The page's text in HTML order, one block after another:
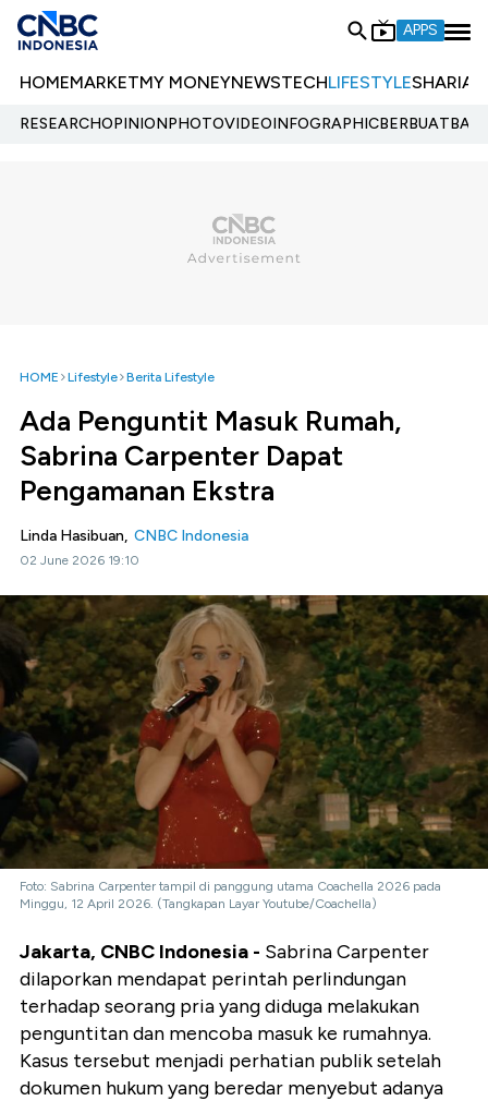
APPS
HOMEMARKETMY MONEYNEWSTECHLIFESTYLESHARIA
RESEARCHOPINIONPHOTOVIDEOINFOGRAPHIC
HOME Lifestyle Berita Lifestyle
Ada Penguntit Masuk Rumah,
Sabrina Carpenter Dapat
Pengamanan Ekstra
Linda Hasibuan, CNBC Indonesia
02 June 2026 19:10
Foto: Sabrina Carpenter tampil di panggung utama Coachella 2026 pada
Minggu, 12 April 2026. (Tangkapan Layar Youtube/Coachella)
Jakarta, CNBC Indonesia - Sabrina Carpenter
dilaporkan mendapat perintah perlindungan
terhadap seorang pria yang diduga melakukan
penguntitan dan mencoba masuk ke rumahnya.
Kasus tersebut menjadi perhatian publik setelah
dokumen hukum yang beredar menyebut adanya